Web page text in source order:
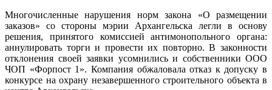
Многочисленные нарушения норм закона «О размещении
заказов» со стороны мэрии Архангельска легли в основу
решения, принятого комиссией антимонопольного органа:
аннулировать торги и провести их повторно.В законности
отклонения своей заявки усомнились и собственники ООО
ЧОП «Форпост 1». Компания обжаловала отказ к допуску в
конкурсе на охрану незавершенного строительного объекта в